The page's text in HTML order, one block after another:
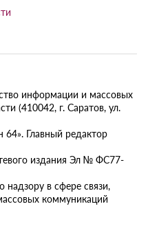
информации и массовых
(410042, г. Саратов, ул.
Главный редактор
издания Эл № ФС77-
в сфере связи,
коммуникаций